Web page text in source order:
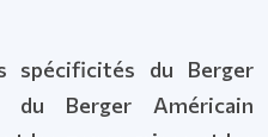
spécificités du Berger
du Berger Américain